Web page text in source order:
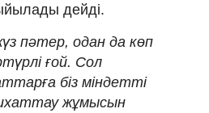
дейді.
пәтер, одан да көп
ғой. Сол
біз міндетті
жұмысын